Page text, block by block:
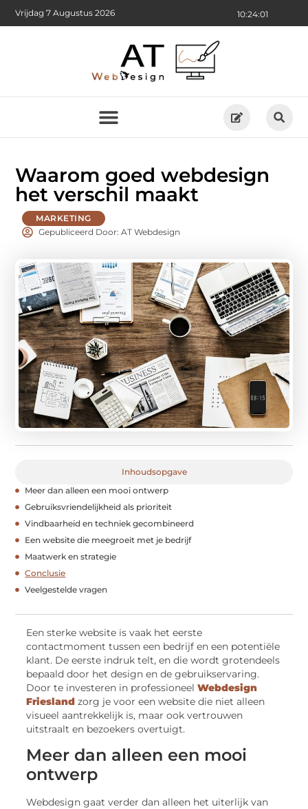
10:24:03
Vrijdag 7 Augustus 2026
Waarom goed webdesign
het verschil maakt
MARKETING
Gepubliceerd Door: AT Webdesign
Inhoudsopgave
Meer dan alleen een mooi ontwerp
Gebruiksvriendelijkheid als prioriteit
Vindbaarheid en techniek gecombineerd
Een website die meegroeit met je bedrijf
Maatwerk en strategie
Conclusie
Veelgestelde vragen
Een sterke website is vaak het eerste
contactmoment tussen een bedrijf en een potentiële
klant. De eerste indruk telt, en die wordt grotendeels
bepaald door het design en de gebruikservaring.
Door te investeren in professioneelWebdesign
Friesland zorg je voor een website die niet alleen
visueel aantrekkelijk is, maar ook vertrouwen
uitstraalt en bezoekers overtuigt.
Meer dan alleen een mooi
ontwerp
Webdesign gaat verder dan alleen het uiterlijk van